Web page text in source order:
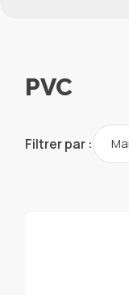
PVC
Filtrer par :